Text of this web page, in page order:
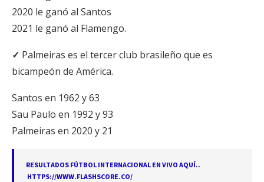
2020 le ganó al Santos
2021 le ganó al Flamengo.
✓ Palmeiras es el tercer club brasileño que es
bicampeón de América.
Santos en 1962 y 63
Sau Paulo en 1992 y 93
Palmeiras en 2020 y 21
RESULTADOS FÚTBOL INTERNACIONAL EN VIVO AQUÍ..
HTTPS://WWW.FLASHSCORE.CO/